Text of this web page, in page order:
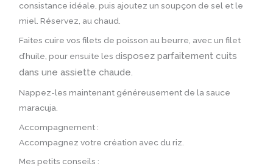
consistance idéale, puis ajoutez un soupçon de sel et le
miel. Réservez, au chaud.
Faites cuire vos filets de poisson au beurre, avec un filet
d’huile, pour ensuite les disposez parfaitement cuits
dans une assiette chaude.
Nappez-les maintenant généreusement de la sauce
maracuja.
Accompagnement :
Accompagnez votre création avec du riz.
Mes petits conseils :